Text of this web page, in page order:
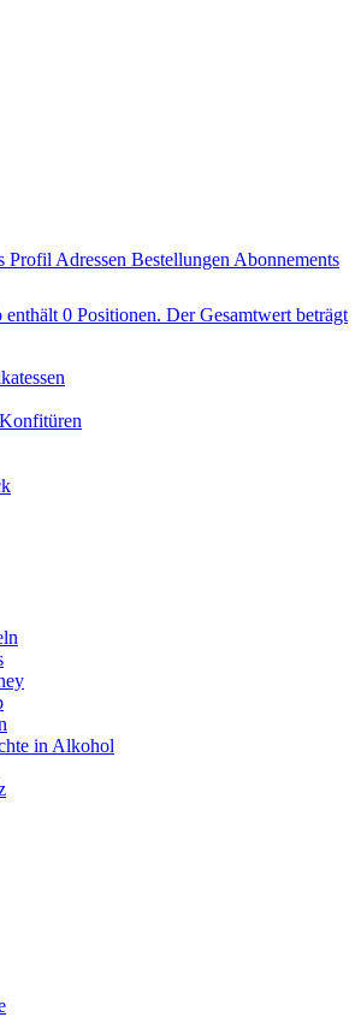
Profil Adressen Bestellungen Abonnements
enthält 0 Positionen. Der Gesamtwert beträgt
in Alkohol